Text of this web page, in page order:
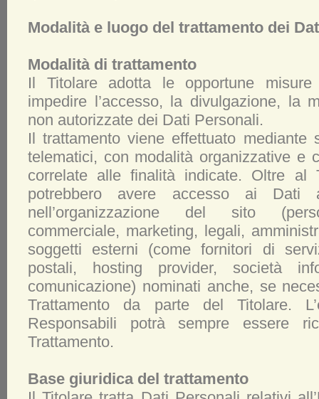
Modalità e luogo del trattamento dei
Modalità di trattamento
Il Titolare adotta le opportune
impedire l’accesso, la divulgazione, la
non autorizzate dei Dati Personali.
Il trattamento viene effettuato mediante
telematici, con modalità organizzative e
correlate alle finalità indicate. Oltre al
potrebbero avere accesso ai Dati
nell’organizzazione del sito
commerciale, marketing, legali,
soggetti esterni (come fornitori di
postali, hosting provider, società
comunicazione) nominati anche, se
Trattamento da parte del Titolare.
Responsabili potrà sempre essere
Trattamento.
Base giuridica del trattamento